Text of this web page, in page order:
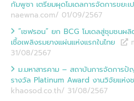
กัมพูชา เตรียมผุดโมเดลการจัดการขยะเ
naewna.com/ 01/09/2567
“เชฟรอน” ยก BCG โมเดลสู่ชุมชนผ
เชื้อเพลิงรมยางแผ่นแห่งแรกในไทย
31/08/2567
ม.มหาสารคาม – สถาบันการจัดกา
รางวัล Platinum Award งานวิจัยแห่ง
khaosod.co.th/ 31/08/2567